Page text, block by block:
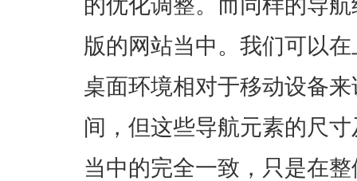
版的网站当中。我们可以
桌面环境相对于移动设备
间，但这些导航元素的尺
当中的完全一致，只是在